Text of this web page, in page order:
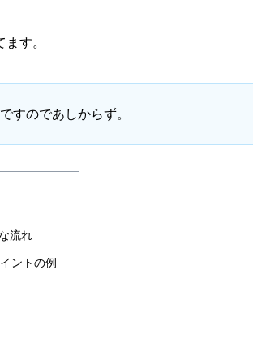
す。
すのであしからず。
流れ
ントの例